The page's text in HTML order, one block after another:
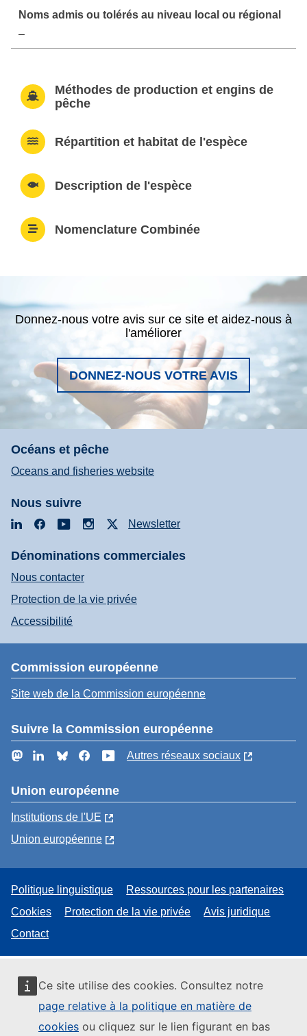
Ce site utilise des cookies. Consultez notre
page relative à la politique en matière de
cookies ou cliquez sur le lien figurant en bas
–
Méthodes de production et engins de
pêche
Répartition et habitat de l'espèce
Description de l'espèce
Nomenclature Combinée
Donnez-nous votre avis sur ce site et aidez-nous à
l'améliorer
DONNEZ-NOUS VOTRE AVIS
Océans et pêche
Oceans and fisheries website
Nous suivre
LinkedInFacebookYouTubeInstagramNewsletter
Dénominations commerciales
Nous contacter
Protection de la vie privée
Accessibilité
Commission européenne
Site web de la Commission européenne
Suivre la Commission européenne
MastodonLinkedInBlueskyFacebookYouTube
Autres réseaux sociaux
Union européenne
Institutions de l'UE
Union européenne
Politique linguistique
Ressources pour les partenaires
Cookies
Protection de la vie privée
Avis juridique
Contact